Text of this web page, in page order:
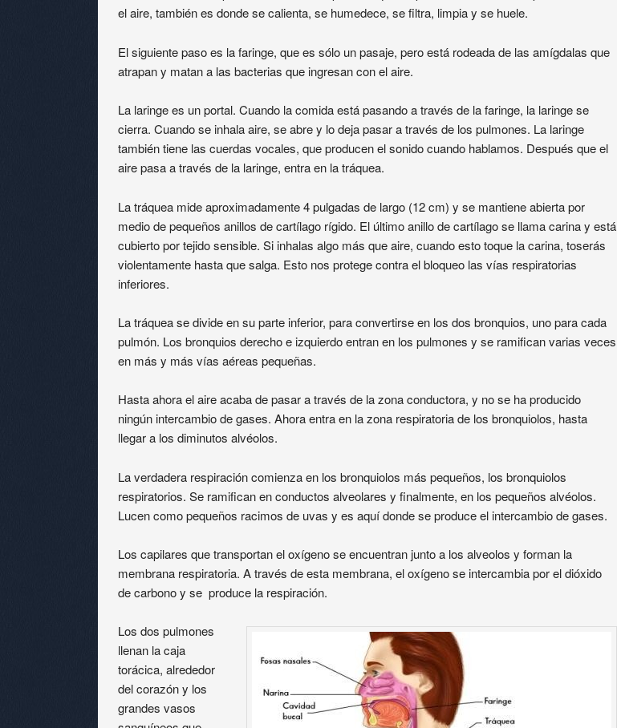
el aire, también es donde se calienta, se humedece, se filtra, limpia y se huele.
El siguiente paso es la faringe, que es sólo un pasaje, pero está rodeada de las amígdalas que
atrapan y matan a las bacterias que ingresan con el aire.
La laringe es un portal. Cuando la comida está pasando a través de la faringe, la laringe se
cierra. Cuando se inhala aire, se abre y lo deja pasar a través de los pulmones. La laringe
también tiene las cuerdas vocales, que producen el sonido cuando hablamos. Después que el
aire pasa a través de la laringe, entra en la tráquea.
La tráquea mide aproximadamente 4 pulgadas de largo (12 cm) y se mantiene abierta por
medio de pequeños anillos de cartílago rígido. El último anillo de cartílago se llama carina y está
cubierto por tejido sensible. Si inhalas algo más que aire, cuando esto toque la carina, toserás
violentamente hasta que salga. Esto nos protege contra el bloqueo las vías respiratorias
inferiores.
La tráquea se divide en su parte inferior, para convertirse en los dos bronquios, uno para cada
pulmón. Los bronquios derecho e izquierdo entran en los pulmones y se ramifican varias veces
en más y más vías aéreas pequeñas.
Hasta ahora el aire acaba de pasar a través de la zona conductora, y no se ha producido
ningún intercambio de gases. Ahora entra en la zona respiratoria de los bronquiolos, hasta
llegar a los diminutos alvéolos.
La verdadera respiración comienza en los bronquiolos más pequeños, los bronquiolos
respiratorios. Se ramifican en conductos alveolares y finalmente, en los pequeños alvéolos.
Lucen como pequeños racimos de uvas y es aquí donde se produce el intercambio de gases.
Los capilares que transportan el oxígeno se encuentran junto a los alveolos y forman la
membrana respiratoria. A través de esta membrana, el oxígeno se intercambia por el dióxido
de carbono y se produce la respiración.
Los dos pulmones
llenan la caja
torácica, alrededor
del corazón y los
grandes vasos